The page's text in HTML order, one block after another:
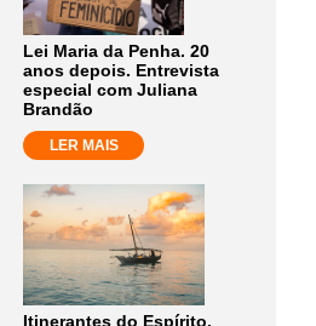
Lei Maria da Penha. 20
anos depois. Entrevista
especial com Juliana
Brandão
LER MAIS
Itinerantes do Espírito.